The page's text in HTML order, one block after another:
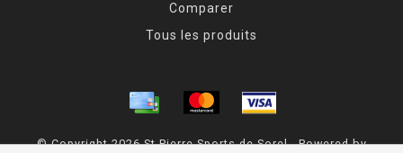
Comparer
Tous les produits
© Copyright 2026 St Pierre Sports de Sorel - Powered by